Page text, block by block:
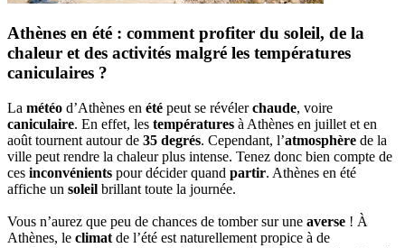
Athènes en été : comment profiter du soleil, de la
chaleur et des activités malgré les températures
caniculaires ?
La météo d’Athènes en été peut se révélerchaude, voire
caniculaire. En effet, les températures à Athènes en juillet et en
août tournent autour de 35 degrés. Cependant, l’atmosphère de la
ville peut rendre la chaleur plus intense. Tenez donc bien compte de
ces inconvénients pour décider quand partir. Athènes en été
affiche un soleil brillant toute la journée.
Vous n’aurez que peu de chances de tomber sur une averse ! À
Athènes, le climat de l’été est naturellement propice à de